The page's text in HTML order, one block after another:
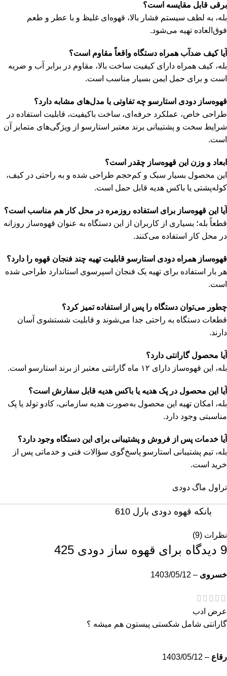
برقی قابل مقایسه است؟
بله، به لطف سیستم فشار بالا، قهوه‌ای غلیظ و با عطر و طعم
فوق‌العاده تهیه می‌شود.
آیا کیف ضدآب همراه دستگاه واقعاً مقاوم است؟
بله، کیف همراه دارای کیفیت ساخت بالا، مقاوم در برابر آب و ضربه
است و برای حمل ایمن بسیار مناسب است.
قهوه‌ساز دودی استارسو چه تفاوتی با مدل‌های مشابه دارد؟
طراحی خاص، عملکرد حرفه‌ای، ساخت باکیفیت، قابلیت استفاده در
شرایط سخت و پشتیبانی برند معتبر استارسو از ویژگی‌های متمایز آن
است.
ابعاد و وزن این قهوه‌ساز چقدر است؟
این محصول بسیار سبک و کم‌حجم طراحی شده و به راحتی در کیف،
کوله‌پشتی یا باکس هدیه قابل حمل است.
آیا این قهوه‌ساز برای استفاده روزمره در محل کار هم مناسب است؟
قطعاً بله؛ بسیاری از کاربران از این دستگاه به عنوان قهوه‌ساز روزانه
در محل کار استفاده می‌کنند.
قهوه‌ساز همراه دودی استارسو قابلیت تهیه چند فنجان قهوه را دارد؟
هر بار استفاده برای تهیه یک فنجان اسپرسوی استاندارد طراحی شده
است.
چطور می‌توان دستگاه را پس از استفاده تمیز کرد؟
قطعات دستگاه به راحتی جدا می‌شوند و قابلیت شستشوی آسان
دارند.
آیا محصول گارانتی دارد؟
بله، این قهوه‌ساز دارای ۱۲ ماه گارانتی معتبر از برند استارسو است.
آیا این محصول در پک هدیه یا باکس هدیه قابل سفارش است؟
بله، امکان تهیه این محصول به‌صورت هدیه سازمانی، کادو تولد یا پک
مناسبتی وجود دارد.
آیا خدمات پس از فروش و پشتیبانی برای این دستگاه وجود دارد؟
بله، تیم پشتیبانی استارسو پاسخ‌گوی سؤالات فنی و خدماتی پس از
خرید است.
تراول ماگ دودی
بانکه قهوه دودی بارل 610
نظرات (9)
9 دیدگاه برای قهوه ساز دودی 425
خسروی –
1403/05/12
عرض ادب
گارانتی شامل شکستی پیستون هم میشه ؟
رقاع –
1403/05/12